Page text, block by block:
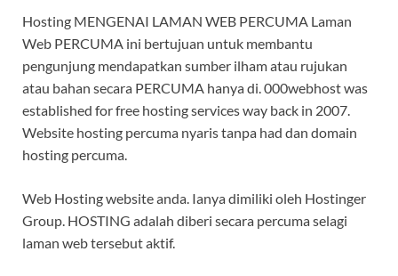
Hosting MENGENAI LAMAN WEB PERCUMA Laman
Web PERCUMA ini bertujuan untuk membantu
pengunjung mendapatkan sumber ilham atau rujukan
atau bahan secara PERCUMA hanya di. 000webhost was
established for free hosting services way back in 2007.
Website hosting percuma nyaris tanpa had dan domain
hosting percuma.
Web Hosting website anda. Ianya dimiliki oleh Hostinger
Group. HOSTING adalah diberi secara percuma selagi
laman web tersebut aktif.